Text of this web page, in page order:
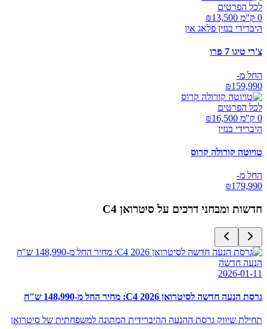
לכל הפרטים
0 ק"מ ₪
13,500
היברידי בנזין פלאג אין
צ'רי טיגו 7 פרו
החל מ-
₪159,990
לכל הפרטים
0 ק"מ ₪
16,500
היברידי בנזין
טויוטה קורולה קרוס
החל מ-
₪179,990
חדשות ומבחני דרכים על סיטרואן C4
הנעה חדשה
2026-01-11
גרסת הנעה חדשה לסיטרואן 2026 C4: מחיר החל מ-148,990 ש"ח
תחילת שיווק גרסת ההנעה ההיברידית המתונה למשפחתית של סיטרואן